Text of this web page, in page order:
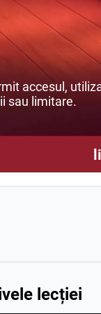
accesul,
sau limitare.
lecției